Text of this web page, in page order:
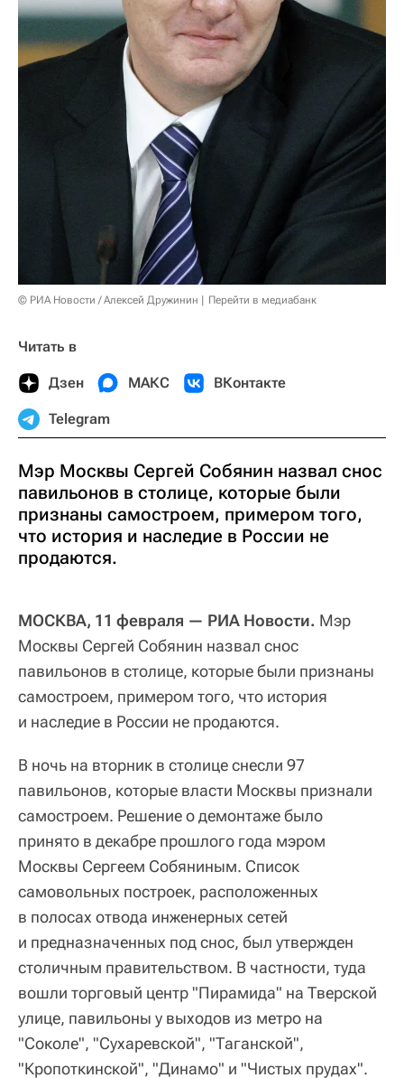
© РИА Новости / Алексей Дружинин Перейти в медиабанк
Читать в
Дзен МАКС ВКонтакте
Telegram
Мэр Москвы Сергей Собянин назвал снос
павильонов в столице, которые были
признаны самостроем, примером того,
что история и наследие в России не
продаются.
МОСКВА, 11 февраля — РИА Новости. Мэр
Москвы Сергей Собянин назвал снос
павильонов в столице, которые были признаны
самостроем, примером того, что история
и наследие в России не продаются.
В ночь на вторник в столице снесли 97
павильонов, которые власти Москвы признали
самостроем. Решение о демонтаже было
принято в декабре прошлого года мэром
Москвы Сергеем Собяниным. Список
самовольных построек, расположенных
в полосах отвода инженерных сетей
и предназначенных под снос, был утвержден
столичным правительством. В частности, туда
вошли торговый центр "Пирамида" на Тверской
улице, павильоны у выходов из метро на
"Соколе", "Сухаревской", "Таганской",
"Кропоткинской", "Динамо" и "Чистых прудах".